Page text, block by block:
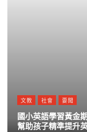
文教 社會 要聞
國小英語學習黃金
幫助孩子精準提升